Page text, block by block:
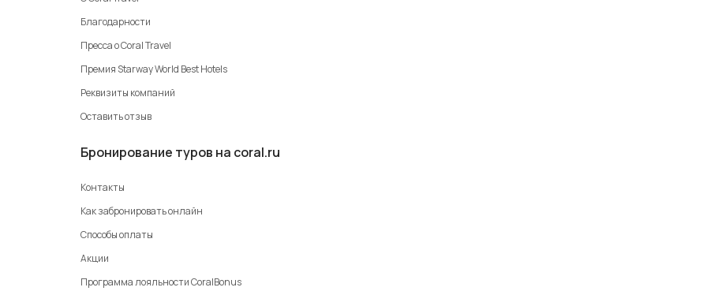
Благодарности
Пресса о Coral Travel
Премия Starway World Best Hotels
Реквизиты компаний
Оставить отзыв
Бронирование туров на coral.ru
Контакты
Как забронировать онлайн
Способы оплаты
Акции
Программа лояльности CoralBonus